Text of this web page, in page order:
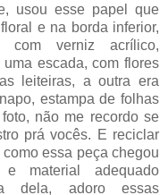
usou esse papel que
e na borda inferior,
com verniz acrílico,
escada, com flores
leiteiras, a outra era
estampa de folhas
não me recordo se
prá vocês. E reciclar
essa peça chegou
material adequado
dela, adoro essas